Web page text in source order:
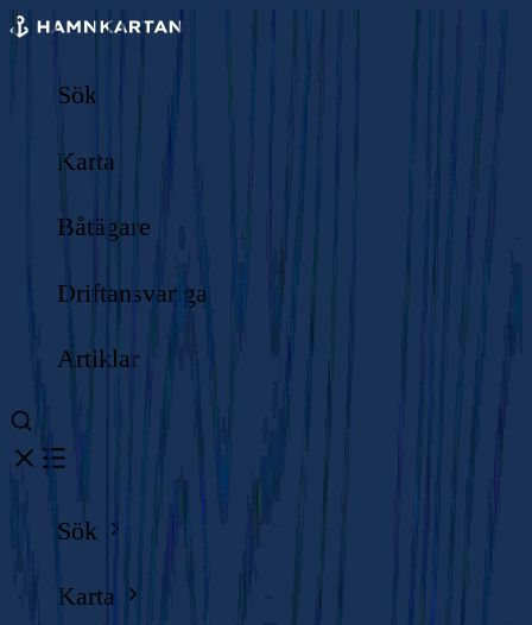
Sök
Karta
Båtägare
Driftansvariga
Artiklar
Sök
Karta